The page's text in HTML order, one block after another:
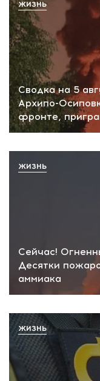
Сводка на 5
Архипо-
фронте,
ЖИЗНЬ
Сейчас!
Десятки
аммиака
ЖИЗНЬ
ЖИЗНЬ